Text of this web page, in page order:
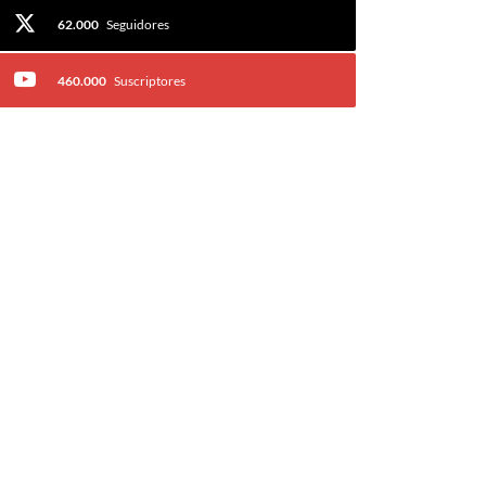
62.000 Seguidores
460.000 Suscriptores